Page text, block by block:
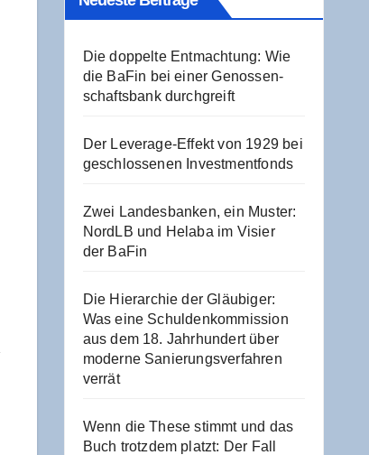
Die dop­pel­te Ent­mach­tung: Wie
die BaFin bei einer Genos­sen­
schafts­bank durchgreift
Der Levera­ge-Effekt von 1929 bei
geschlos­se­nen Investmentfonds
Zwei Lan­des­ban­ken, ein Mus­ter:
NordLB und Hela­ba im Visier
der BaFin
Die Hier­ar­chie der Gläu­bi­ger:
Was eine Schul­den­kom­mis­si­on
aus dem 18. Jahr­hun­dert über
moder­ne Sanie­rungs­ver­fah­ren
verrät
Wenn die The­se stimmt und das
Buch trotz­dem platzt: Der Fall